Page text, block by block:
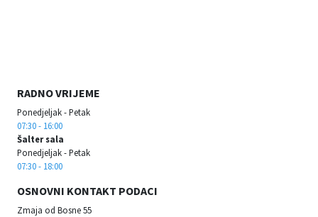
RADNO VRIJEME
Ponedjeljak - Petak
07:30 - 16:00
Šalter sala
Ponedjeljak - Petak
07:30 - 18:00
OSNOVNI KONTAKT PODACI
Zmaja od Bosne 55